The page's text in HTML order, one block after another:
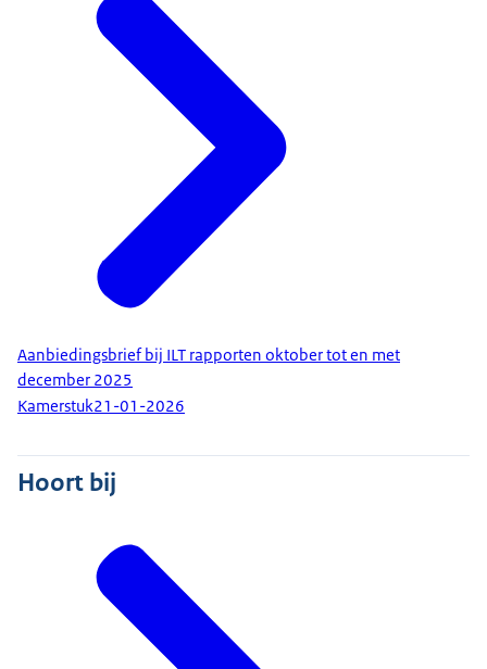
Aanbiedingsbrief bij ILT rapporten oktober tot en met
december 2025
Kamerstuk21-01-2026
Hoort bij